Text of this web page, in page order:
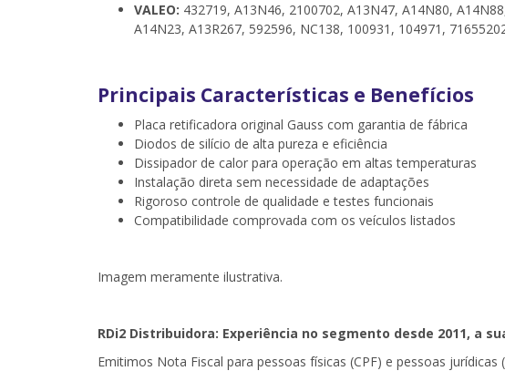
VALEO: 432719, A13N46, 2100702, A13N47, A14N80,
A14N23, A13R267, 592596, NC138, 100931, 104971,
Principais Características e Benefícios
Placa retificadora original Gauss com garantia de fábrica
Diodos de silício de alta pureza e eficiência
Dissipador de calor para operação em altas temperaturas
Instalação direta sem necessidade de adaptações
Rigoroso controle de qualidade e testes funcionais
Compatibilidade comprovada com os veículos listados
Imagem meramente ilustrativa.
RDi2 Distribuidora: Experiência no segmento desde 2011, a
Emitimos Nota Fiscal para pessoas físicas (CPF) e pessoas